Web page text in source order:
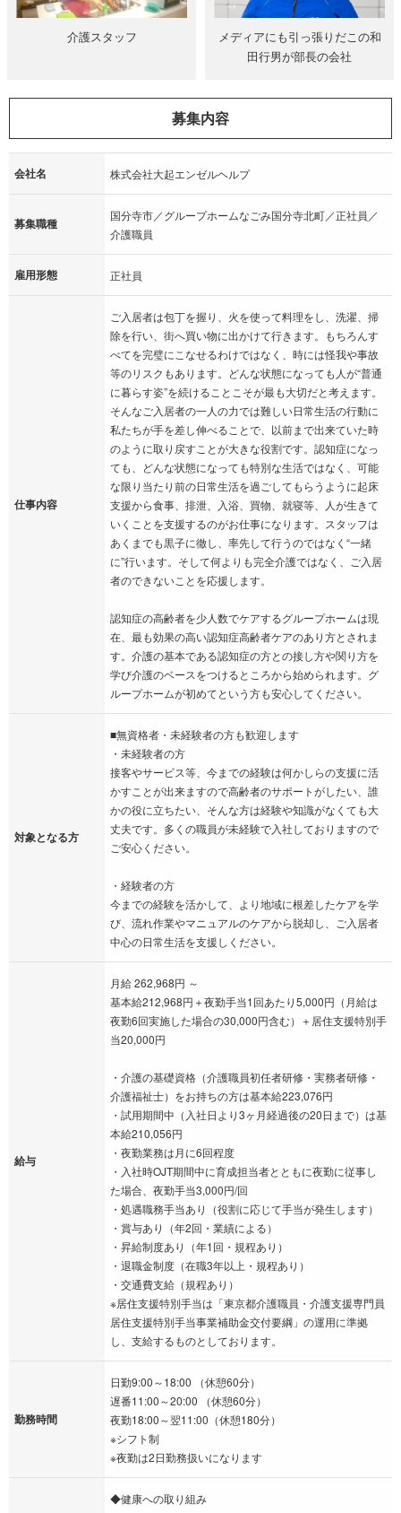
介護スタッフ
メディアにも引っ張りだこの和
田行男が部長の会社
募集内容
会社名 株式会社大起エンゼルヘルプ
募集職種
国分寺市／グループホームなごみ国分寺北町／正社員／
介護職員
雇用形態 正社員
仕事内容
ご入居者は包丁を握り、火を使って料理をし、洗濯、掃
除を行い、街へ買い物に出かけて行きます。もちろんす
べてを完璧にこなせるわけではなく、時には怪我や事故
等のリスクもあります。どんな状態になっても人が“普通
に暮らす姿”を続けることこそが最も大切だと考えます。
そんなご入居者の一人の力では難しい日常生活の行動に
私たちが手を差し伸べることで、以前まで出来ていた時
のように取り戻すことが大きな役割です。認知症になっ
ても、どんな状態になっても特別な生活ではなく、可能
な限り当たり前の日常生活を過ごしてもらうように起床
支援から食事、排泄、入浴、買物、就寝等、人が生きて
いくことを支援するのがお仕事になります。スタッフは
あくまでも黒子に徹し、率先して行うのではなく“一緒
に”行います。そして何よりも完全介護ではなく、ご入居
者のできないことを応援します。
認知症の高齢者を少人数でケアするグループホームは現
在、最も効果の高い認知症高齢者ケアのあり方とされま
す。介護の基本である認知症の方との接し方や関り方を
学び介護のベースをつけるところから始められます。グ
ループホームが初めてという方も安心してください。
対象となる方
■無資格者・未経験者の方も歓迎します
・未経験者の方
接客やサービス等、今までの経験は何かしらの支援に活
かすことが出来ますので高齢者のサポートがしたい、誰
かの役に立ちたい、そんな方は経験や知識がなくても大
丈夫です。多くの職員が未経験で入社しておりますので
ご安心ください。
・経験者の方
今までの経験を活かして、より地域に根差したケアを学
び、流れ作業やマニュアルのケアから脱却し、ご入居者
中心の日常生活を支援しください。
給与
月給 262,968円 ～
基本給212,968円＋夜勤手当1回あたり5,000円（月給は
夜勤6回実施した場合の30,000円含む）＋居住支援特別手
当20,000円
・介護の基礎資格（介護職員初任者研修・実務者研修・
介護福祉士）をお持ちの方は基本給223,076円
・試用期間中（入社日より3ヶ月経過後の20日まで）は基
本給210,056円
・夜勤業務は月に6回程度
・入社時OJT期間中に育成担当者とともに夜勤に従事し
た場合、夜勤手当3,000円/回
・処遇職務手当あり（役割に応じて手当が発生します）
・賞与あり（年2回・業績による）
・昇給制度あり（年1回・規程あり）
・退職金制度（在職3年以上・規程あり）
・交通費支給（規程あり）
※居住支援特別手当は「東京都介護職員・介護支援専門員
居住支援特別手当事業補助金交付要綱」の運用に準拠
し、支給するものとしております。
勤務時間
日勤9:00～18:00 （休憩60分）
遅番11:00～20:00 （休憩60分）
夜勤18:00～翌11:00（休憩180分）
※シフト制
※夜勤は2日勤務扱いになります
◆健康への取り組み